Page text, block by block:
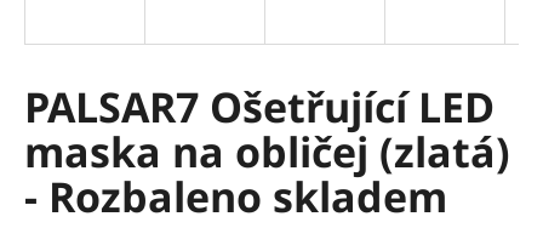
PALSAR7 Ošetřující LED
maska na obličej (zlatá)
- Rozbaleno skladem
í
t
?